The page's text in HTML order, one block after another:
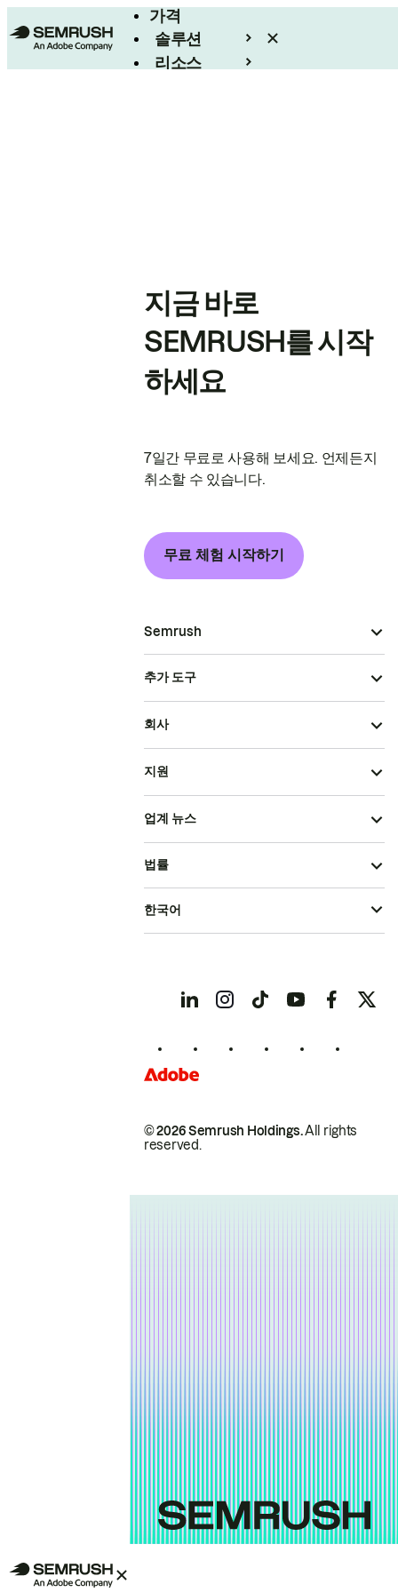
가격
솔루션
리소스
지금 바로
SEMRUSH를 시작
하세요
7일간 무료로 사용해 보세요. 언제든지
취소할 수 있습니다.
무료 체험 시작하기
Semrush
추가 도구
회사
지원
업계 뉴스
© 2026 Semrush Holdings.All rights
reserved.
법률
한국어